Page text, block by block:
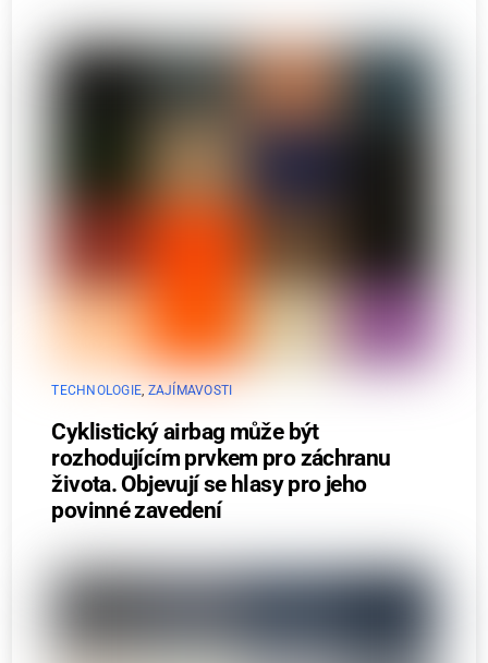
TECHNOLOGIE ZAJÍMAVOSTI
Cyklistický airbag může být
rozhodujícím prvkem pro záchranu
života. Objevují se hlasy pro jeho
povinné zavedení